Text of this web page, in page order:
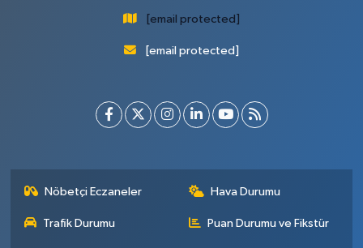
[email protected]
[email protected]
Nöbetçi Eczaneler Hava Durumu
Trafik Durumu Puan Durumu ve Fikstür